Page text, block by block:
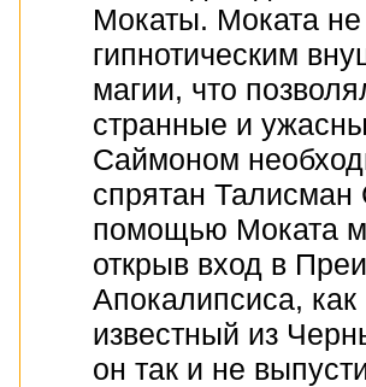
Мокаты. Моката
гипнотическим
магии, что
странные и
Саймоном
спрятан
помощью Моката
открыв вход в
Апокалипсиса,
известный из
он так и не